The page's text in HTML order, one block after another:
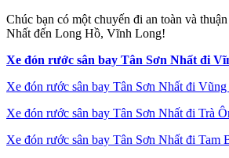
Chúc bạn có một chuyến đi an toàn và
Nhất đến Long Hồ, Vĩnh Long!
Xe đón rước sân bay Tân Sơn Nhất đi
Xe đón rước sân bay Tân Sơn Nhất đi
Xe đón rước sân bay Tân Sơn Nhất đi Trà
Xe đón rước sân bay Tân Sơn Nhất đi Tam